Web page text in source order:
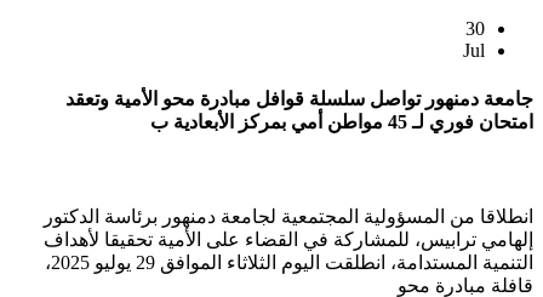
30
Jul
جامعة دمنهور تواصل سلسلة قوافل مبادرة محو الأمية وتعقد
امتحان فوري لـ 45 مواطن أمي بمركز الأبعادية ب
انطلاقا من المسؤولية المجتمعية لجامعة دمنهور برئاسة الدكتور
إلهامي ترابيس، للمشاركة في القضاء على الأمية تحقيقا لأهداف
التنمية المستدامة، انطلقت اليوم الثلاثاء الموافق 29 يوليو 2025،
قافلة مبادرة محو